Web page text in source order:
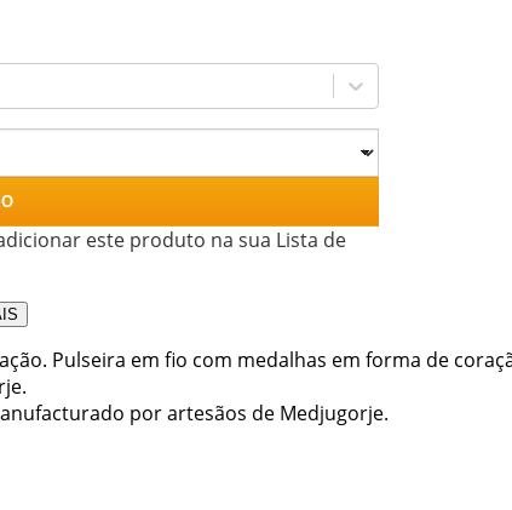
este produto na sua Lista de
Pulseira em fio com medalhas em forma de
por artesãos de Medjugorje.